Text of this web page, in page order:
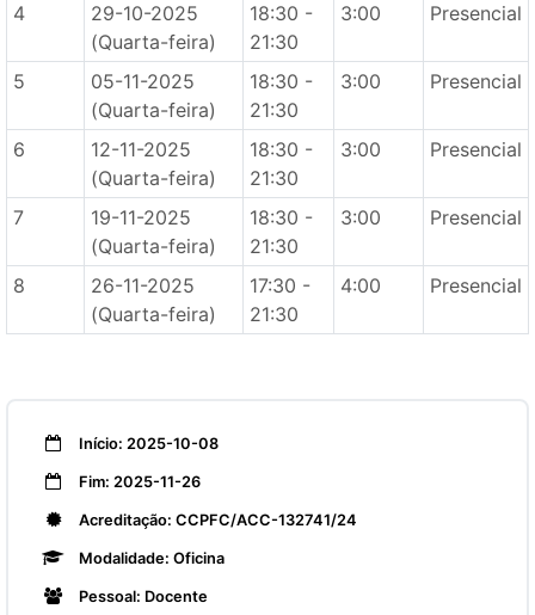
4
29-10-2025
(Quarta-feira)
18:30 -
21:30
3:00 Presencial
5
05-11-2025
(Quarta-feira)
18:30 -
21:30
3:00 Presencial
6
12-11-2025
(Quarta-feira)
18:30 -
21:30
3:00 Presencial
7
19-11-2025
(Quarta-feira)
18:30 -
21:30
3:00 Presencial
8
26-11-2025
(Quarta-feira)
17:30 -
21:30
4:00 Presencial
Início: 2025-10-08
Fim: 2025-11-26
Acreditação: CCPFC/ACC-132741/24
Modalidade: Oficina
Pessoal: Docente